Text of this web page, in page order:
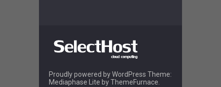
Proudly powered by WordPress Theme:
Mediaphase Lite byThemeFurnace.